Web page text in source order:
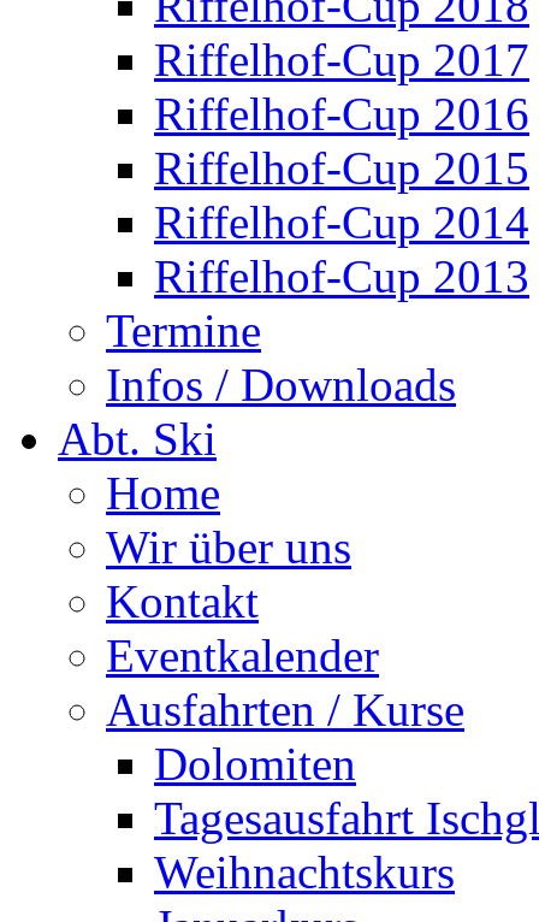
Riffelhof-Cup 2017
Riffelhof-Cup 2016
Riffelhof-Cup 2015
Riffelhof-Cup 2014
Riffelhof-Cup 2013
Termine
Infos / Downloads
Abt. Ski
Home
Wir über uns
Kontakt
Eventkalender
Ausfahrten / Kurse
Dolomiten
Tagesausfahrt
Weihnachtskurs